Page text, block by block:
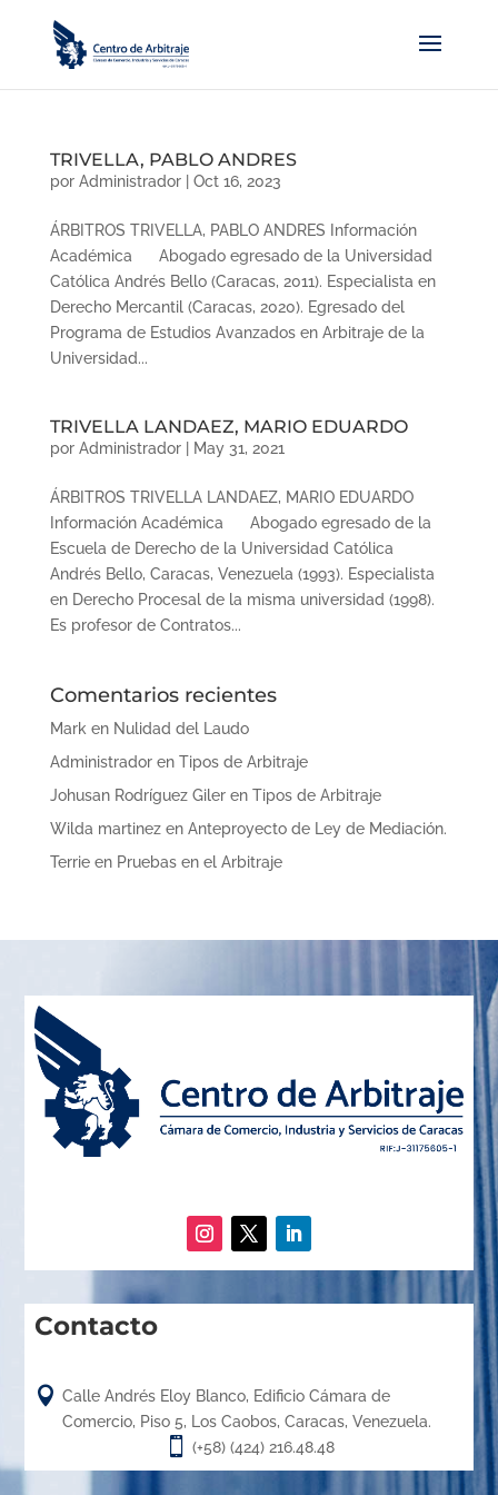
TRIVELLA, PABLO ANDRES
por Administrador| Oct 16, 2023
ÁRBITROS TRIVELLA, PABLO ANDRES Información
Académica Abogado egresado de la Universidad
Católica Andrés Bello (Caracas, 2011). Especialista en
Derecho Mercantil (Caracas, 2020). Egresado del
Programa de Estudios Avanzados en Arbitraje de la
Universidad...
TRIVELLA LANDAEZ, MARIO EDUARDO
por Administrador| May 31, 2021
ÁRBITROS TRIVELLA LANDAEZ, MARIO EDUARDO
Información Académica Abogado egresado de la
Escuela de Derecho de la Universidad Católica
Andrés Bello, Caracas, Venezuela (1993). Especialista
en Derecho Procesal de la misma universidad (1998).
Es profesor de Contratos...
Comentarios recientes
Mark en Nulidad del Laudo
Administradoren Tipos de Arbitraje
Johusan Rodríguez Gileren Tipos de Arbitraje
Wilda martinezen Anteproyecto de Ley de Mediación.
Terrieen Pruebas en el Arbitraje
Contacto
 Calle Andrés Eloy Blanco, Edificio Cámara de
Comercio, Piso 5, Los Caobos, Caracas, Venezuela.
 (+58) (424) 216.48.48